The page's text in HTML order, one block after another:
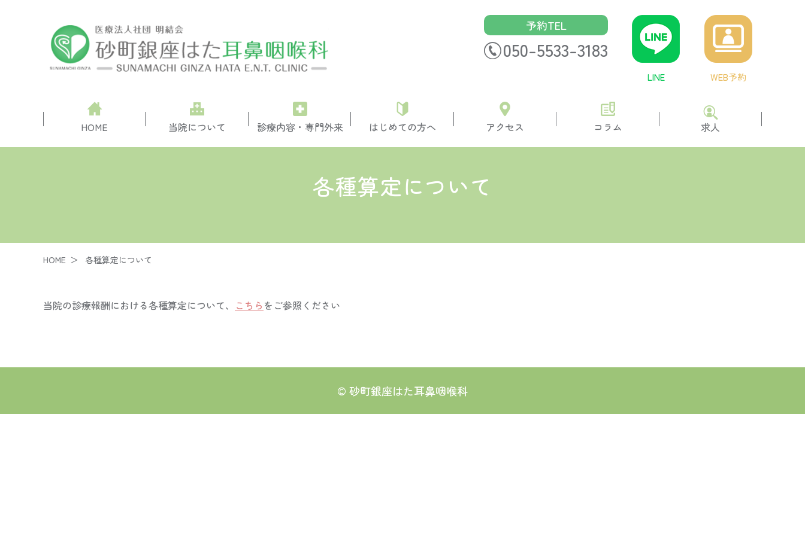
予約TEL
050-5533-3183
LINE WEB予約
HOME 当院について 診療内容・専門外来 はじめての方へ アクセス コラム 求人
各種算定について
HOME 各種算定について
当院の診療報酬における各種算定について、 こちら をご参照ください
© 砂町銀座はた耳鼻咽喉科